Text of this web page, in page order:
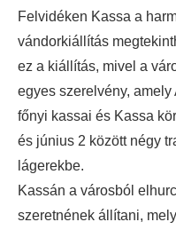
Felvidéken Kassa a
vándorkiállítás
ez a kiállítás, mivel a
egyes szerelvény,
főnyi kassai és Kassa
és június 2 között négy
lágerekbe.
Kassán a városból
szeretnének állítani,